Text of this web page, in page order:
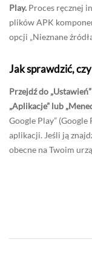
Play. Proces ręcznej
plików APK
opcji „Nieznane
Jak sprawdzić,
Przejdź do
„Aplikacje” lub
Google Play”
aplikacji. Jeśli ją
obecne na Twoim